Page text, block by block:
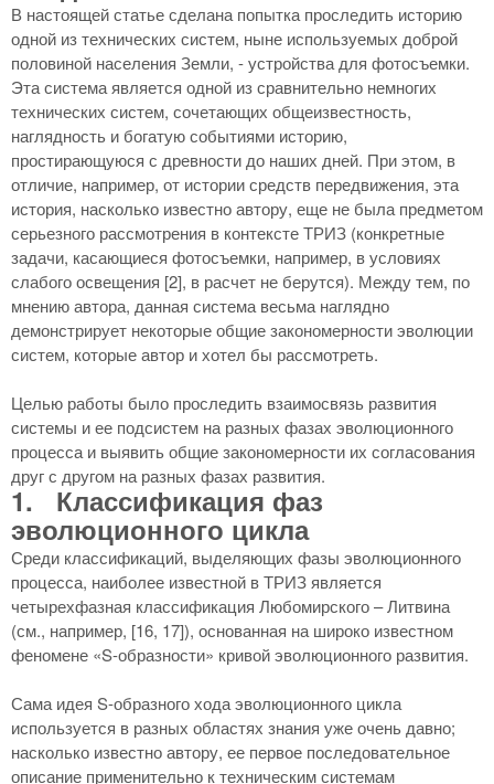
В настоящей статье сделана попытка проследить историю
одной из технических систем, ныне используемых доброй
половиной населения Земли, - устройства для фотосъемки.
Эта система является одной из сравнительно немногих
технических систем, сочетающих общеизвестность,
наглядность и богатую событиями историю,
простирающуюся с древности до наших дней. При этом, в
отличие, например, от истории средств передвижения, эта
история, насколько известно автору, еще не была предметом
серьезного рассмотрения в контексте ТРИЗ (конкретные
задачи, касающиеся фотосъемки, например, в условиях
слабого освещения [2], в расчет не берутся). Между тем, по
мнению автора, данная система весьма наглядно
демонстрирует некоторые общие закономерности эволюции
систем, которые автор и хотел бы рассмотреть.
Целью работы было проследить взаимосвязь развития
системы и ее подсистем на разных фазах эволюционного
процесса и выявить общие закономерности их согласования
друг с другом на разных фазах развития.
1. Классификация фаз
эволюционного цикла
Среди классификаций, выделяющих фазы эволюционного
процесса, наиболее известной в ТРИЗ является
четырехфазная классификация Любомирского – Литвина
(см., например, [16, 17]), основанная на широко известном
феномене «S-образности» кривой эволюционного развития.
Сама идея S-образного хода эволюционного цикла
используется в разных областях знания уже очень давно;
насколько известно автору, ее первое последовательное
описание применительно к техническим системам